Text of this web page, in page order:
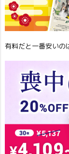
有料だと一番安いの